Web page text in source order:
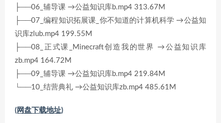
├──06_辅导课 →公益知识库b.mp4 313.67M
├──07_编程知识拓展课_你不知道的计算机科学 →公益知
识库zlub.mp4 199.55M
├──08_正式课_Minecraft创造我的世界 →公益知识库
zb.mp4 164.72M
├──09_辅导课 →公益知识库b.mp4 219.84M
└──10_结营典礼 →公益知识库zb.mp4 485.61M
(网盘下载地址)